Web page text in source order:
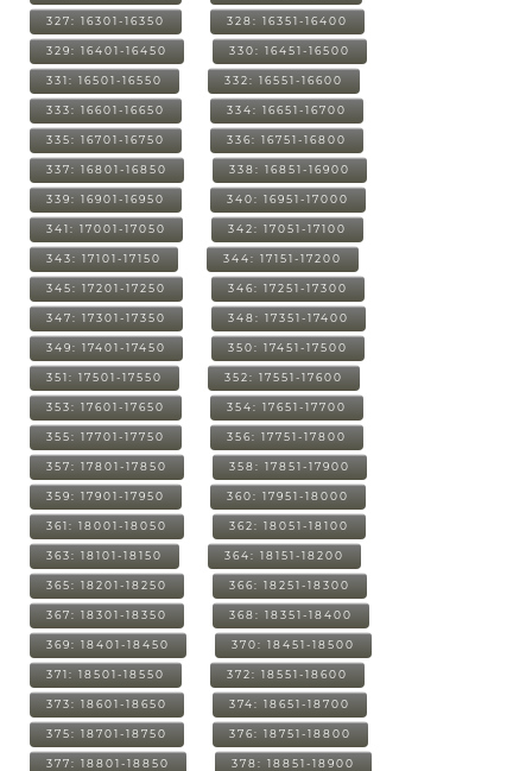
327: 16301-16350 328: 16351-16400
329: 16401-16450 330: 16451-16500
331: 16501-16550 332: 16551-16600
333: 16601-16650 334: 16651-16700
335: 16701-16750 336: 16751-16800
337: 16801-16850 338: 16851-16900
339: 16901-16950 340: 16951-17000
341: 17001-17050 342: 17051-17100
343: 17101-17150 344: 17151-17200
345: 17201-17250 346: 17251-17300
347: 17301-17350 348: 17351-17400
349: 17401-17450 350: 17451-17500
351: 17501-17550 352: 17551-17600
353: 17601-17650 354: 17651-17700
355: 17701-17750 356: 17751-17800
357: 17801-17850 358: 17851-17900
359: 17901-17950 360: 17951-18000
361: 18001-18050 362: 18051-18100
363: 18101-18150 364: 18151-18200
365: 18201-18250 366: 18251-18300
367: 18301-18350 368: 18351-18400
369: 18401-18450 370: 18451-18500
371: 18501-18550 372: 18551-18600
373: 18601-18650 374: 18651-18700
375: 18701-18750 376: 18751-18800
377: 18801-18850 378: 18851-18900